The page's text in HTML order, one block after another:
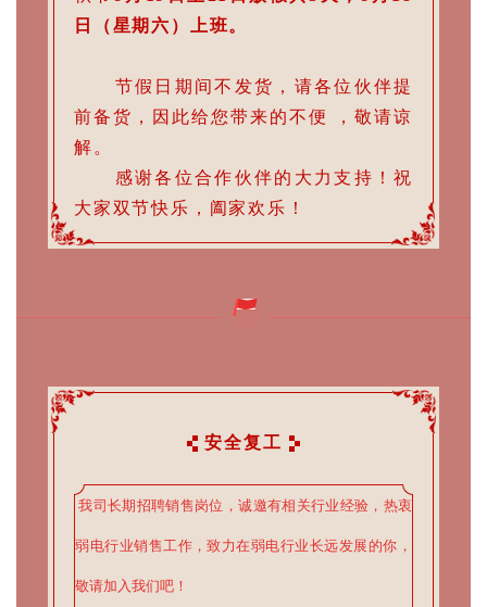
日（星期六）上班。
节假日期间不发货，请各位伙伴提
前备货，因此给您带来的不便 ，敬请谅
解。
感谢各位合作伙伴的大力支持！祝
大家双节快乐，阖家欢乐！
安全复工
我司长期招聘销售岗位，诚邀有相关行业经验，热衷
弱电行业销售工作，致力在弱电行业长远发展的你，
敬请加入我们吧！